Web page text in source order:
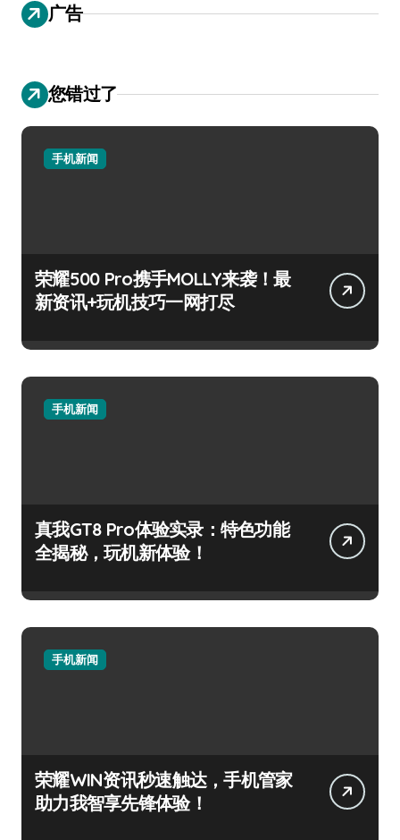
广告
您错过了
手机新闻
荣耀500 Pro携手MOLLY来袭！最
新资讯+玩机技巧一网打尽
手机新闻
真我GT8 Pro体验实录：特色功能
全揭秘，玩机新体验！
手机新闻
荣耀WIN资讯秒速触达，手机管家
助力我智享先锋体验！